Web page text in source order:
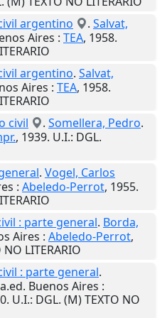
argentino
. Salvat,
Aires : TEA, 1958.
argentino. Salvat,
Aires : TEA, 1958.
civil
. Somellera, Pedro.
, 1939. U.I.: DGL.
. Vogel, Carlos
: Abeledo-Perrot, 1955.
: parte general. Borda,
Aires : Abeledo-Perrot,
NO LITERARIO
: parte general.
Buenos Aires :
. U.I.: DGL. (M) TEXTO NO